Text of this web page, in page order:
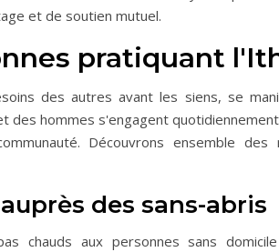
et de soutien mutuel.
pratiquant
des autres avant les siens, se
des hommes s'engagent
Découvrons ensemble des
des sans-abris
chauds aux personnes sans